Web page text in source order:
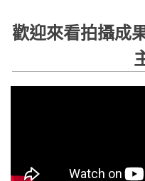
歡迎來看拍攝成